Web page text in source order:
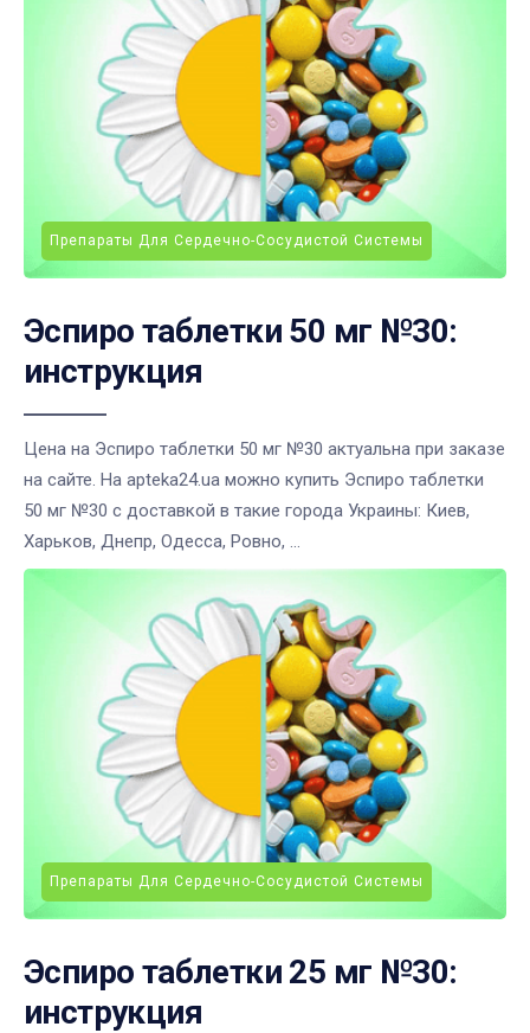
Препараты Для Сердечно-Сосудистой Системы
Эспиро таблетки 50 мг №30:
инструкция
Цена на Эспиро таблетки 50 мг №30 актуальна при заказе
на сайте. На apteka24.ua можно купить Эспиро таблетки
50 мг №30 с доставкой в такие города Украины: Киев,
Харьков, Днепр, Одесса, Ровно, ...
Препараты Для Сердечно-Сосудистой Системы
Эспиро таблетки 25 мг №30:
инструкция